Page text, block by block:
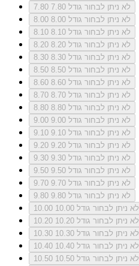
7.80
לא ניתן לבחור גודל 7.80
8.00
לא ניתן לבחור גודל 8.00
8.10
לא ניתן לבחור גודל 8.10
8.20
לא ניתן לבחור גודל 8.20
8.30
לא ניתן לבחור גודל 8.30
8.50
לא ניתן לבחור גודל 8.50
8.60
לא ניתן לבחור גודל 8.60
8.70
לא ניתן לבחור גודל 8.70
8.80
לא ניתן לבחור גודל 8.80
9.00
לא ניתן לבחור גודל 9.00
9.10
לא ניתן לבחור גודל 9.10
9.20
לא ניתן לבחור גודל 9.20
9.30
לא ניתן לבחור גודל 9.30
9.50
לא ניתן לבחור גודל 9.50
9.70
לא ניתן לבחור גודל 9.70
9.80
לא ניתן לבחור גודל 9.80
10.00
לא ניתן לבחור גודל 10.00
10.20
לא ניתן לבחור גודל 10.20
10.30
לא ניתן לבחור גודל 10.30
10.40
לא ניתן לבחור גודל 10.40
10.50
לא ניתן לבחור גודל 10.50